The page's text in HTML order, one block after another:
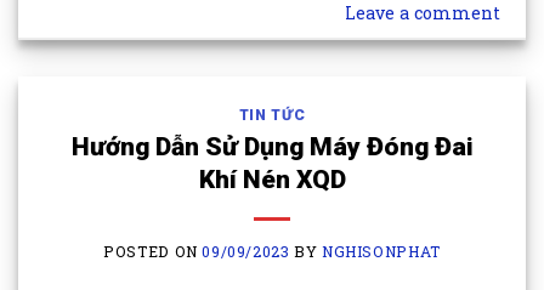
Leave a comment
TIN TỨC
Hướng Dẫn Sử Dụng Máy Đóng Đai
Khí Nén XQD
POSTED ON09/09/2023 BYNGHISONPHAT